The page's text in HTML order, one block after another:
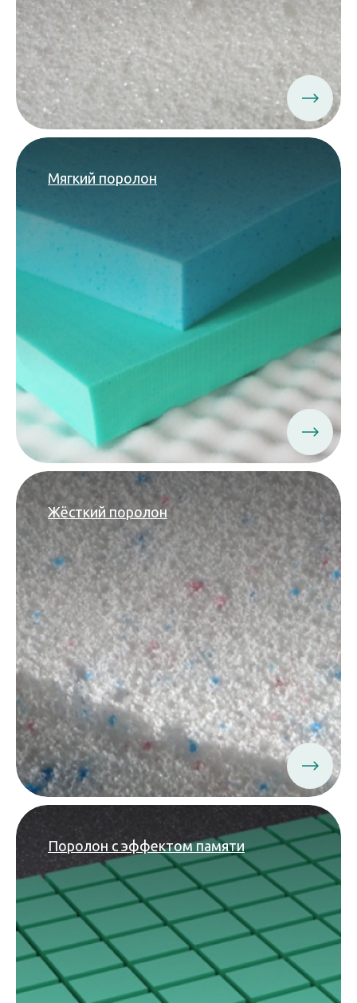
Мягкий поролон
Жёсткий поролон
Поролон с эффектом памяти